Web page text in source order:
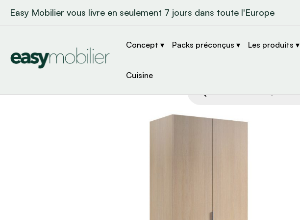
Easy Mobilier vous livre en seulement 7 jours dans toute l'Europe
Concept ▾ Packs préconçus ▾ Les produits ▾
Cuisine
de